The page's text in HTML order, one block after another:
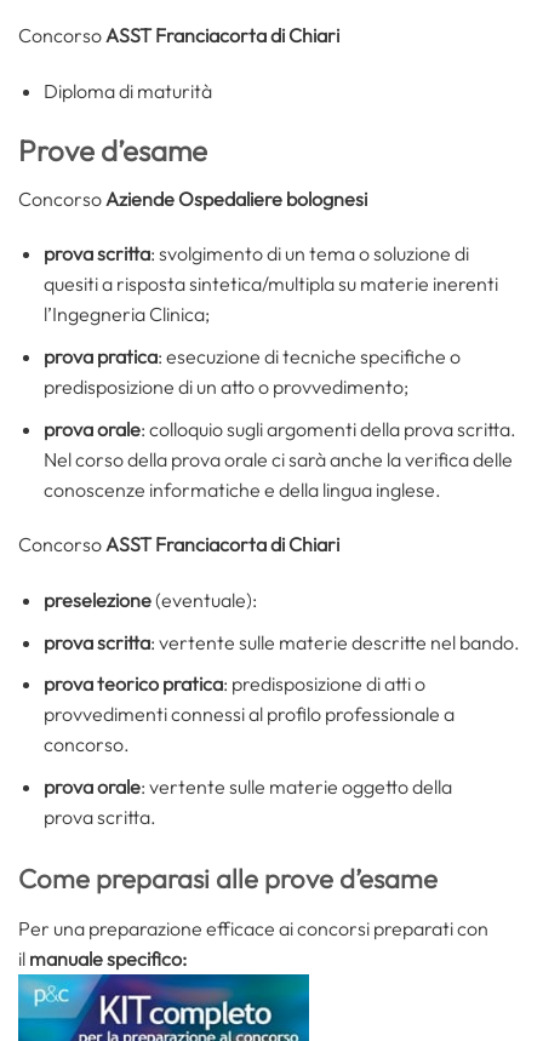
ConcorsoASST Franciacorta di Chiari
Diploma di maturità
Prove d’esame
Concorso Aziende Ospedaliere bolognesi
prova scritta: svolgimento di un tema o soluzione di
quesiti a risposta sintetica/multipla su materie inerenti
l’Ingegneria Clinica;
prova pratica: esecuzione di tecniche specifiche o
predisposizione di un atto o provvedimento;
prova orale: colloquio sugli argomenti della prova scritta.
Nel corso della prova orale ci sarà anche la verifica delle
conoscenze informatiche e della lingua inglese.
ConcorsoASST Franciacorta di Chiari
preselezione(eventuale):
prova scritta: vertente sulle materie descritte nel bando.
prova teorico pratica: predisposizione di atti o
provvedimenti connessi al profilo professionale a
concorso.
prova orale: vertente sulle materie oggetto della
prova scritta.
Come preparasi alle prove d’esame
Per una preparazione efficace ai concorsi preparati con
il manuale specifico: